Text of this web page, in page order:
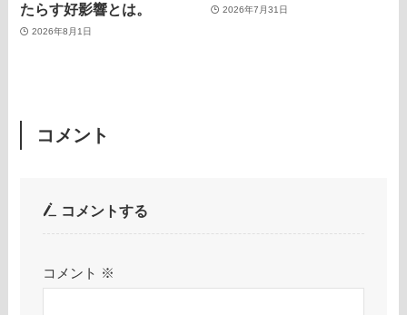
たらす好影響とは。
2026年8月1日
2026年7月31日
コメント
コメントする
コメント ※